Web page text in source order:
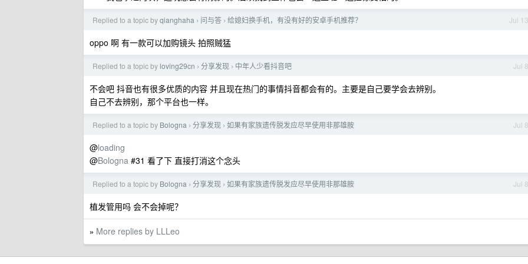
Jul 13
Replied to a topic byqianghaha › 问与答 › 给媳妇换手机，有没有好的安卓手机推荐？
oppo 啊 有一款可以加购镜头 拍照贼猛
Jul 8
Replied to a topic by loving29cn › 分享发现 › 中年人少看抖音吧
不会吧 抖音也有很多优质的内容 并且现在热门的事情抖音都会有的。主要是自己要学会去辨别。
自己不去辨别，那个平台也一样。
Jul 8
Replied to a topic by Bologna › 分享发现 › 如果有家族遗传脱发应尽早使用非那雄胺
@loading
@Bologna #31 看了下 直接打消这个念头
Jul 8
Replied to a topic by Bologna › 分享发现 › 如果有家族遗传脱发应尽早使用非那雄胺
植发管用吗 会不会掉呢？
» More replies by LLLeo